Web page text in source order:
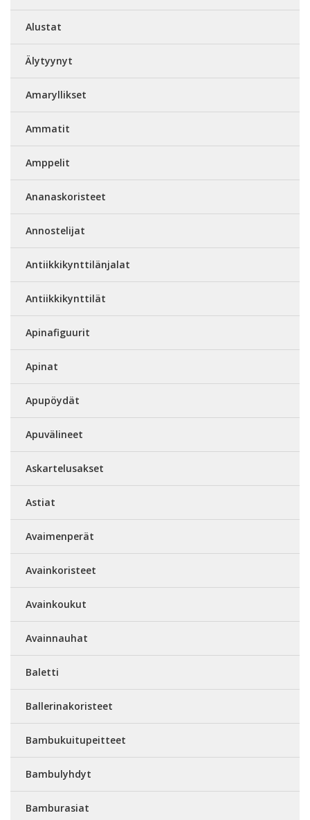
Alustat
Älytyynyt
Amaryllikset
Ammatit
Amppelit
Ananaskoristeet
Annostelijat
Antiikkikynttilänjalat
Antiikkikynttilät
Apinafiguurit
Apinat
Apupöydät
Apuvälineet
Askartelusakset
Astiat
Avaimenperät
Avainkoristeet
Avainkoukut
Avainnauhat
Baletti
Ballerinakoristeet
Bambukuitupeitteet
Bambulyhdyt
Bamburasiat